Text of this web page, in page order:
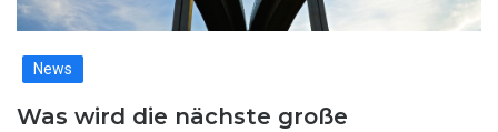
News
Was wird die nächste große